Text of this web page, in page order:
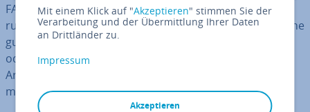
FAQ geben Antwort auf häufige Fragen, die Besucher
rund um Ihre Website oder Ihren On­line­shop haben. Eine
gut struk­tu­rier­te FAQ-Seite erspart Kunden eine Mail
oder einen Anruf beim Kun­den­ser­vice und Ihnen somit
Arbeit. Gleich­zei­tig wirken sich FAQ positiv auf die Such­
ma­schi­nen­op­ti­mie­rung Ihrer Seite aus.
Mit einem Klick auf "Akzeptieren" stimmen Sie der
Verarbeitung und der Übermittlung Ihrer Daten
an Drittländer zu.
Impressum
Akzeptieren